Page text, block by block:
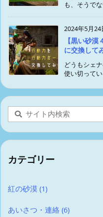
も、そうで
2024年5月24
【黒い砂
に交換して
どうもシェ
使い切って
カテゴリー
紅の砂漠 (1)
あいさつ・連絡 (6)